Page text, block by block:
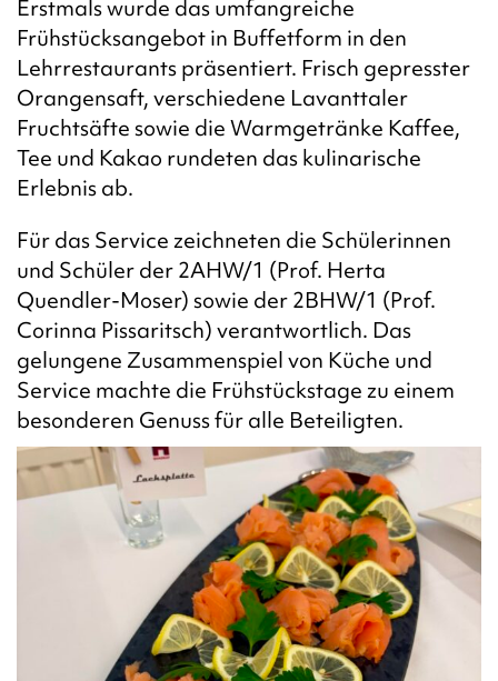
Erstmals wurde das umfangreiche
Frühstücksangebot in Buffetform in den
Lehrrestaurants präsentiert. Frisch gepresster
Orangensaft, verschiedene Lavanttaler
Fruchtsäfte sowie die Warmgetränke Kaffee,
Tee und Kakao rundeten das kulinarische
Erlebnis ab.
Für das Service zeichneten die Schülerinnen
und Schüler der 2AHW/1 (Prof. Herta
Quendler-Moser) sowie der 2BHW/1 (Prof.
Corinna Pissaritsch) verantwortlich. Das
gelungene Zusammenspiel von Küche und
Service machte die Frühstückstage zu einem
besonderen Genuss für alle Beteiligten.